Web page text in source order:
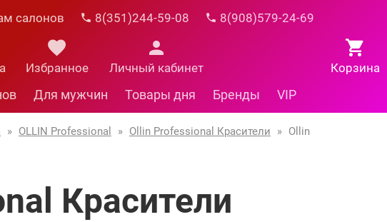
салонов 8(351)244-59-08 8(908)579-24-69
Корзина
Избранное Личный кабинет
Для мужчин Товары дня Бренды VIP
» OLLIN Professional » Ollin Professional Красители » Ollin
Красители